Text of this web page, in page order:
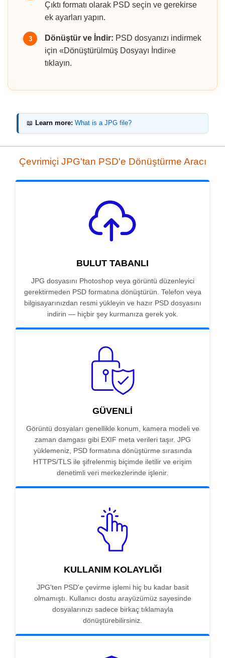
Çıktı formatı olarak PSD seçin ve gerekirse
ek ayarları yapın.
3 Dönüştür ve İndir: PSD dosyanızı indirmek
için «Dönüştürülmüş Dosyayı İndir»e
tıklayın.
📖 Learn more: What is a JPG file?
Çevrimiçi JPG'tan PSD'e Dönüştürme Aracı
BULUT TABANLI
JPG dosyasını Photoshop veya görüntü düzenleyici
gerektirmeden PSD formatına dönüştürün. Telefon veya
bilgisayarınızdan resmi yükleyin ve hazır PSD dosyasını
indirin — hiçbir şey kurmanıza gerek yok.
GÜVENLI
Görüntü dosyaları genellikle konum, kamera modeli ve
zaman damgası gibi EXIF meta verileri taşır. JPG
yüklemeniz, PSD formatına dönüştürme sırasında
HTTPS/TLS ile şifrelenmiş biçimde iletilir ve erişim
denetimli veri merkezlerinde işlenir.
KULLANIM KOLAYLIĞI
JPG'ten PSD'e çevirme işlemi hiç bu kadar basit
olmamıştı. Kullanıcı dostu arayüzümüz sayesinde
dosyalarınızı sadece birkaç tıklamayla
dönüştürebilirsiniz.